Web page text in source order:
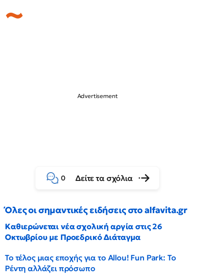
0 Δείτε τα σχόλια
Όλες οι σημαντικές ειδήσεις στο alfavita.gr
Καθιερώνεται νέα σχολική αργία στις 26
Οκτωβρίου με Προεδρικό Διάταγμα
Το τέλος μιας εποχής για το Allou! Fun Park: Το
Ρέντη αλλάζει πρόσωπο